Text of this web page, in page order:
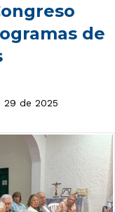
de
29 de 2025